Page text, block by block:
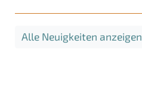
Alle Neuigkeiten anzeigen